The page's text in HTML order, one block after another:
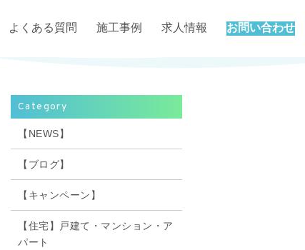
よくある質問 施工事例 求人情報 お問い合わせ
Category
【NEWS】
【ブログ】
【キャンペーン】
【住宅】戸建て・マンション・ア
パート